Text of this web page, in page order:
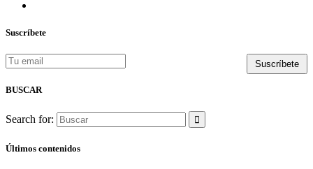
Suscríbete
BUSCAR
Search for:
Últimos contenidos